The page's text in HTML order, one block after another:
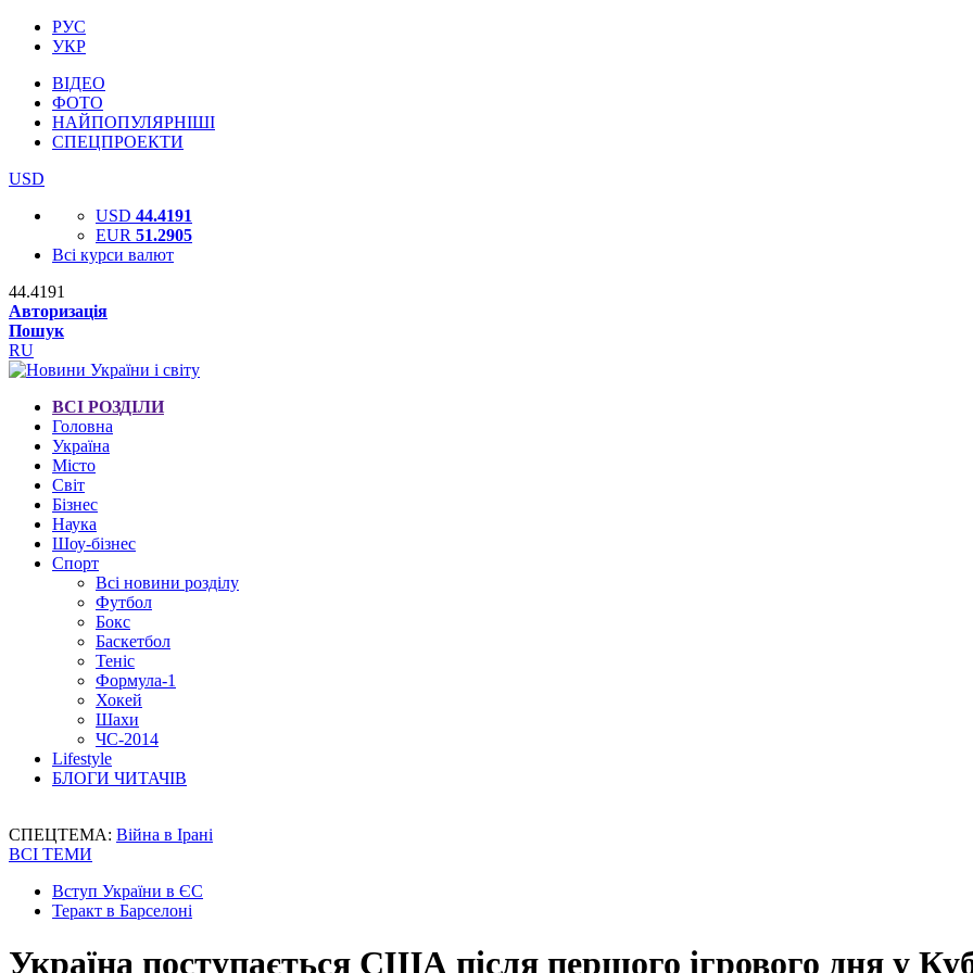
РУС
УКР
ВІДЕО
ФОТО
НАЙПОПУЛЯРНІШІ
СПЕЦПРОЕКТИ
USD
USD 44.4191
EUR 51.2905
Всі курси валют
44.4191
Авторизація
Пошук
RU
ВСІ РОЗДІЛИ
Головна
Україна
Місто
Світ
Бізнес
Наука
Шоу-бізнес
Спорт
Всі новини розділу
Футбол
Бокс
Баскетбол
Теніс
Формула-1
Хокей
Шахи
ЧС-2014
Lifestyle
БЛОГИ ЧИТАЧІВ
СПЕЦТЕМА: Війна в Ірані
ВСІ ТЕМИ
Вступ України в ЄС
Теракт в Барселоні
Україна поступається США після першого ігрового дня у